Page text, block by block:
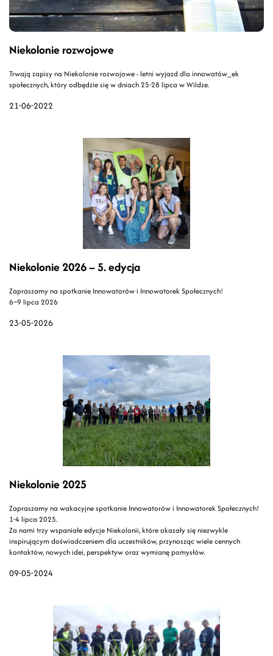
21-06-2022
Niekolonie rozwojowe
Trwają zapisy na Niekolonie rozwojowe - letni wyjazd dla innowatów_ek
społecznych, który odbędzie się w dniach 25-28 lipca w Wildze.
23-05-2026
Niekolonie 2026 – 5. edycja
Zapraszamy na spotkanie Innowatorów i Innowatorek Społecznych!
6–9 lipca 2026
09-05-2024
Niekolonie 2025
Zapraszamy na wakacyjne spotkanie Innowatorów i Innowatorek Społecznych!
1-4 lipca 2025.
Za nami trzy wspaniałe edycje Niekolonii, które okazały się niezwykle
inspirującym doświadczeniem dla uczestników, przynosząc wiele cennych
kontaktów, nowych idei, perspektyw oraz wymianę pomysłów.